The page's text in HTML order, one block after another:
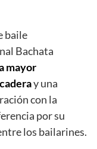
baile
Bachata
mayor
y una
con la
por su
los bailarines.